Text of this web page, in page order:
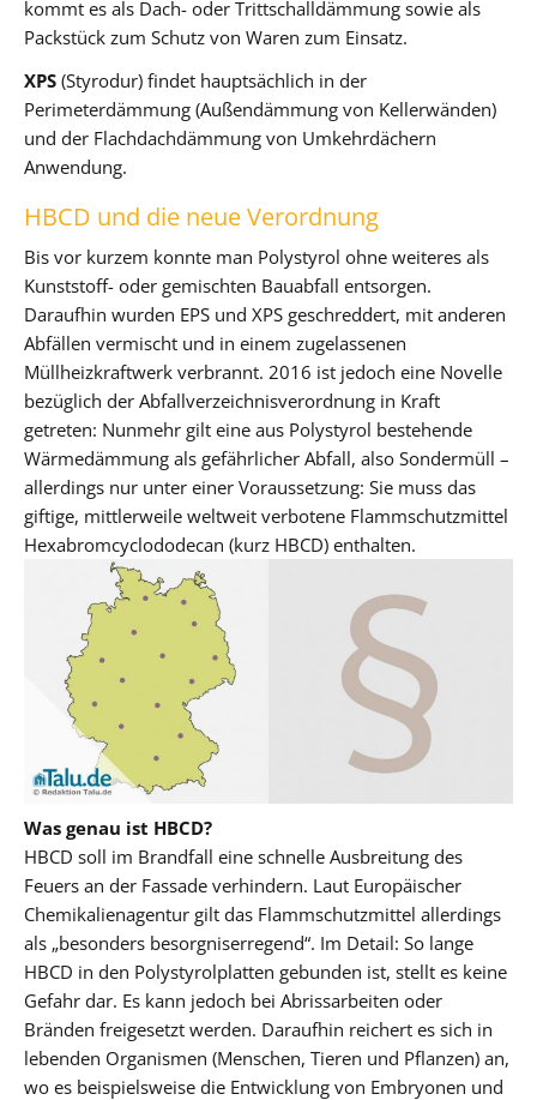
kommt es als Dach- oder Trittschalldämmung sowie als
Packstück zum Schutz von Waren zum Einsatz.
XPS (Styrodur) findet hauptsächlich in der
Perimeterdämmung (Außendämmung von Kellerwänden)
und der Flachdachdämmung von Umkehrdächern
Anwendung.
HBCD und die neue Verordnung
Bis vor kurzem konnte man Polystyrol ohne weiteres als
Kunststoff- oder gemischten Bauabfall entsorgen.
Daraufhin wurden EPS und XPS geschreddert, mit anderen
Abfällen vermischt und in einem zugelassenen
Müllheizkraftwerk verbrannt. 2016 ist jedoch eine Novelle
bezüglich der Abfallverzeichnisverordnung in Kraft
getreten: Nunmehr gilt eine aus Polystyrol bestehende
Wärmedämmung als gefährlicher Abfall, also Sondermüll –
allerdings nur unter einer Voraussetzung: Sie muss das
giftige, mittlerweile weltweit verbotene Flammschutzmittel
Hexabromcyclododecan (kurz HBCD) enthalten.
Was genau ist HBCD?
HBCD soll im Brandfall eine schnelle Ausbreitung des
Feuers an der Fassade verhindern. Laut Europäischer
Chemikalienagentur gilt das Flammschutzmittel allerdings
als „besonders besorgniserregend“. Im Detail: So lange
HBCD in den Polystyrolplatten gebunden ist, stellt es keine
Gefahr dar. Es kann jedoch bei Abrissarbeiten oder
Bränden freigesetzt werden. Daraufhin reichert es sich in
lebenden Organismen (Menschen, Tieren und Pflanzen) an,
wo es beispielsweise die Entwicklung von Embryonen und